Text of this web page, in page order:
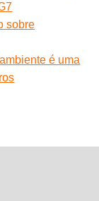
sobre
é uma